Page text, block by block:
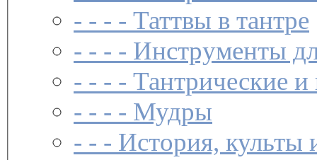
- - - - Таттвы в тантре
- - - - Инструменты
- - - - Тантрические
- - - - Мудры
- - - История, культы